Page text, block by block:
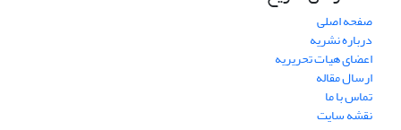
صفحه اصلی
درباره نشریه
اعضای هیات تحریریه
ارسال مقاله
تماس با ما
نقشه سایت